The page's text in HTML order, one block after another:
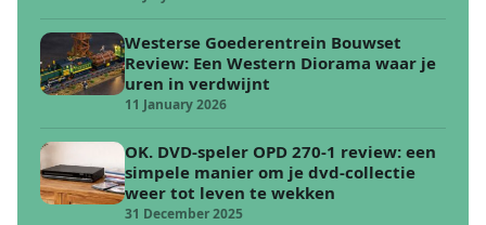
Westerse Goederentrein Bouwset
Review: Een Western Diorama waar je
uren in verdwijnt
11 January 2026
OK. DVD-speler OPD 270-1 review: een
simpele manier om je dvd-collectie
weer tot leven te wekken
31 December 2025